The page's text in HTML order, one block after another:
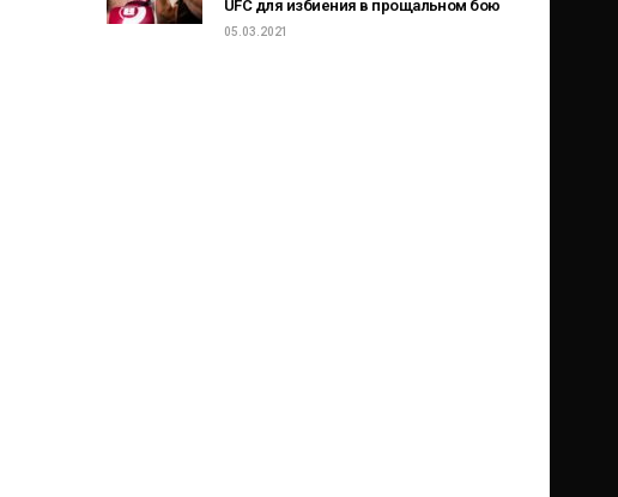
UFC для избиения в прощальном бою
05.03.2021